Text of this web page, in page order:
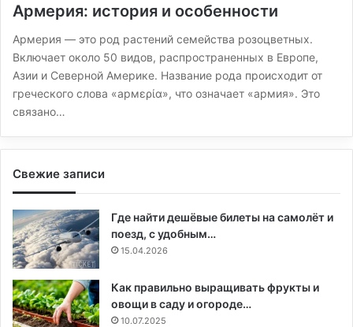
Армерия: история и особенности
Армерия — это род растений семейства розоцветных.
Включает около 50 видов, распространенных в Европе,
Азии и Северной Америке. Название рода происходит от
греческого слова «армερία», что означает «армия». Это
связано…
Свежие записи
Где найти дешёвые билеты на самолёт и
поезд, с удобным…
15.04.2026
Как правильно выращивать фрукты и
овощи в саду и огороде…
10.07.2025